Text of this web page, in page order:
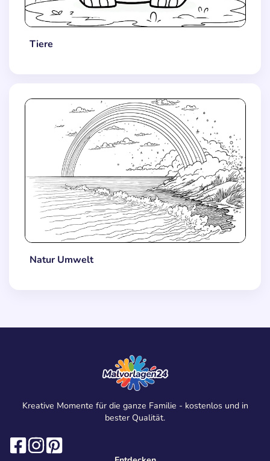
Tiere
Natur Umwelt
Kreative Momente für die ganze Familie - kostenlos und in
bester Qualität.